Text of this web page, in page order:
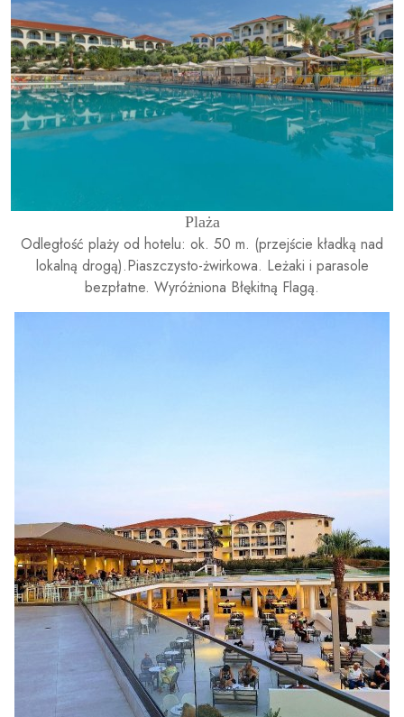
Plaża
Odległość plaży od hotelu: ok. 50 m. (przejście kładką nad
lokalną drogą).Piaszczysto-żwirkowa. Leżaki i parasole
bezpłatne. Wyróżniona Błękitną Flagą.